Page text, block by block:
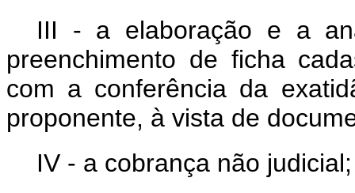
III - a elaboração e a
preenchimento de ficha
com a conferência da
proponente, à vista de
IV - a cobrança não judicial;